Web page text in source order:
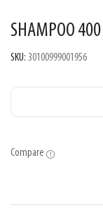
SHAMPOO
SKU: 30100999001956
Compare